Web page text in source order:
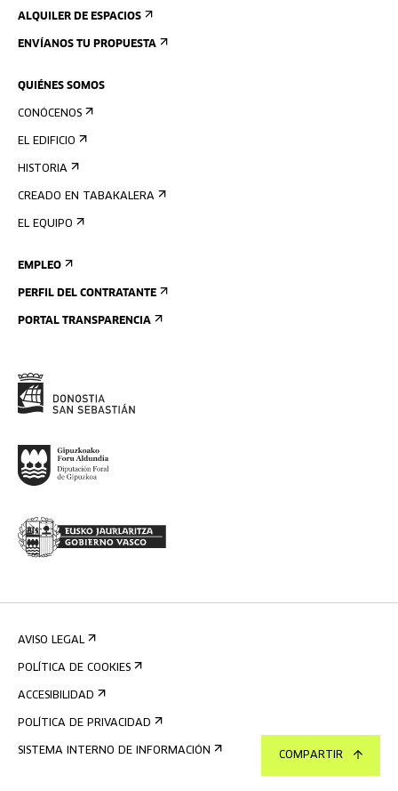
COMPARTIR
ALQUILER DE ESPACIOS
ENVÍANOS TU PROPUESTA
QUIÉNES SOMOS
CONÓCENOS
EL EDIFICIO
HISTORIA
CREADO EN TABAKALERA
EL EQUIPO
EMPLEO
PERFIL DEL CONTRATANTE
PORTAL TRANSPARENCIA
AVISO LEGAL
POLÍTICA DE COOKIES
ACCESIBILIDAD
POLÍTICA DE PRIVACIDAD
SISTEMA INTERNO DE INFORMACIÓN